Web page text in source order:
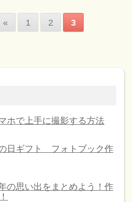
« 1 2 3
ホで上手に撮影する方法
日ギフト フォトブック作
の思い出をまとめよう！作